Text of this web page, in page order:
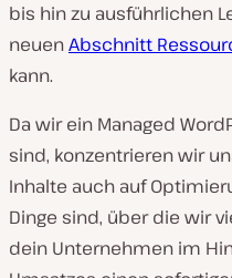
bis hin zu ausführlichen
neuenAbschnitt
kann.
Da wir ein Managed
sind, konzentrieren wir
Inhalte auch auf
Dinge sind, über die wir
dein Unternehmen im